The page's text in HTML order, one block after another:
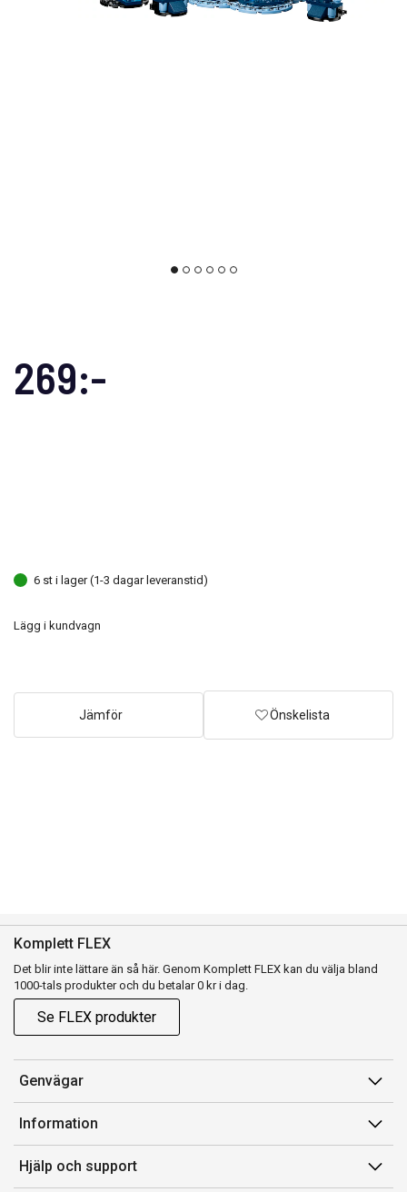
269:-
6 st i lager (1-3 dagar leveranstid)
Lägg i kundvagn
Jämför Önskelista
Komplett FLEX
Det blir inte lättare än så här. Genom Komplett FLEX kan du välja bland
1000-tals produkter och du betalar 0 kr i dag.
Se FLEX produkter
Genvägar
Konto
Orderhistorik
Presentkort
Information
Försäljningsvillkor
Medlemsvillkor for Komplett Club
Hjälp och support